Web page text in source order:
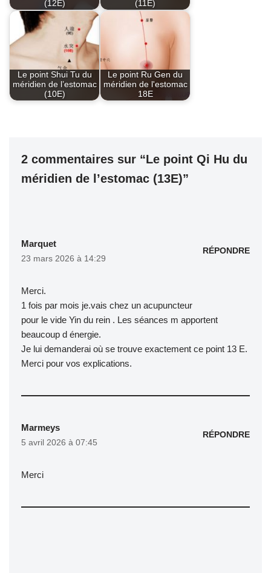
(12E)
(11E)
Le point Shui Tu du
méridien de l’estomac
(10E)
Le point Ru Gen du
méridien de l'estomac
18E
2 commentaires sur “Le point Qi Hu du
méridien de l’estomac (13E)”
Marquet
23 mars 2026 à 14:29
RÉPONDRE
Merci.
1 fois par mois je.vais chez un acupuncteur
pour le vide Yin du rein . Les séances m apportent
beaucoup d énergie.
Je lui demanderai où se trouve exactement ce point 13 E.
Merci pour vos explications.
Marmeys
5 avril 2026 à 07:45
RÉPONDRE
Merci